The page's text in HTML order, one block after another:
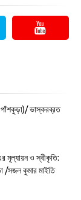
ভাস্করব্রত
মূল্যায়ন ও স্বীকৃতি:
/সজল কুমার মাইতি